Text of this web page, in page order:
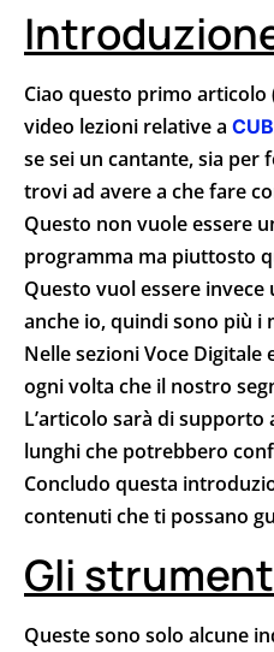
Ciao questo primo articolo
video lezioni relative a
se sei un cantante, sia per
trovi ad avere a che fare
Questo non vuole essere
programma ma piuttosto
Questo vuol essere
anche io, quindi sono più i
Nelle sezioni Voce
ogni volta che il nostro
L’articolo sarà di
lunghi che potrebbero
Concludo questa
contenuti che ti possano
Gli
Queste sono solo alcune